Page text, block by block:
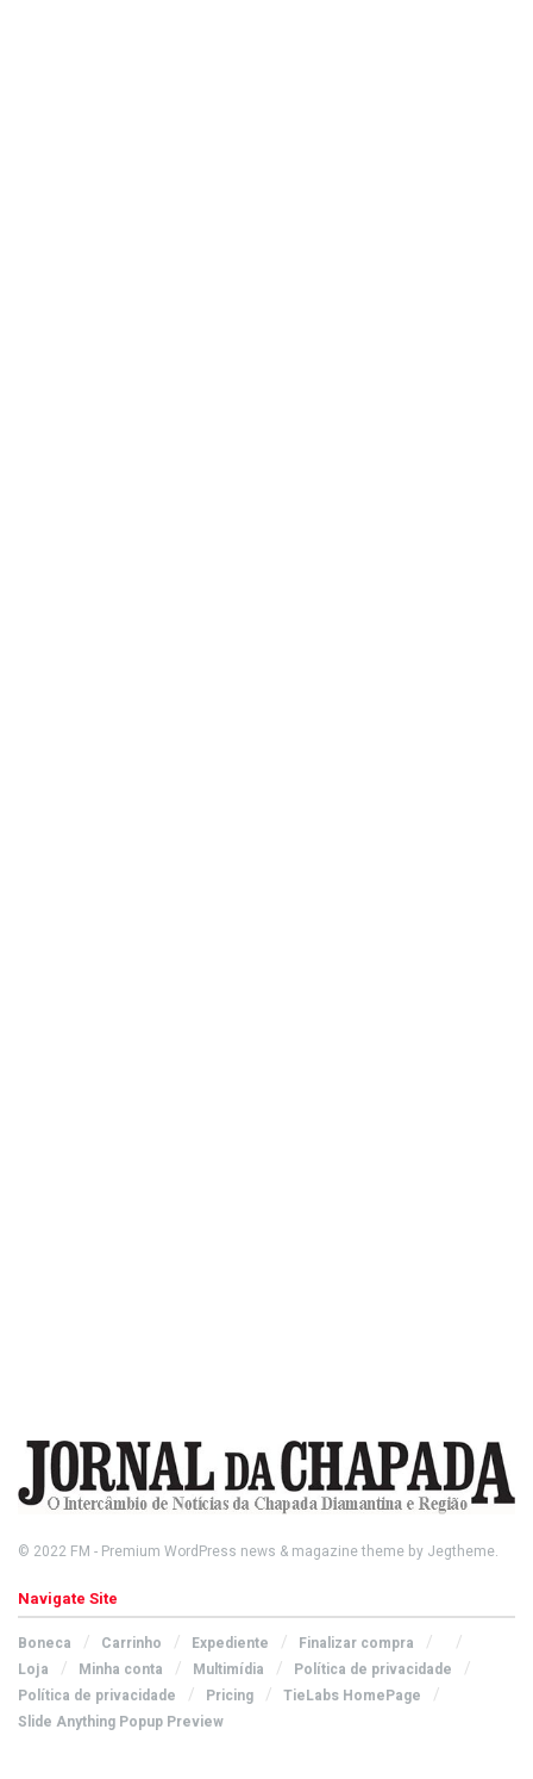
© 2022 FM - Premium WordPress news & magazine theme by Jegtheme.
Navigate Site
Boneca Carrinho Expediente
Finalizar compra
Loja
Minha conta Multimídia
Política de privacidade
Política de privacidade
Pricing
TieLabs HomePage
Slide Anything Popup Preview